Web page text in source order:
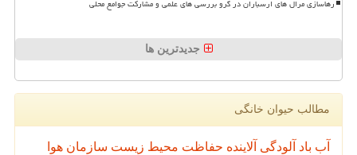
رهاسازی مرال های ارسباران در گرو بررسی های علمی و مشارکت جوامع محلی
جدیدترین ها
مطالب حیوان خانگی
آب باد آلودگی آلاینده حفاظت محیط زیست سازمان هوا